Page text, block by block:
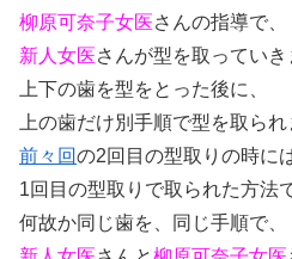
柳原可奈子女医さんの指導で、
新人女医さんが型を取っていき
上下の歯を型をとった後に、
上の歯だけ別手順で型を取られ
前々回の2回目の型取りの時に
1回目の型取りで取られた方法
何故か同じ歯を、同じ手順で、